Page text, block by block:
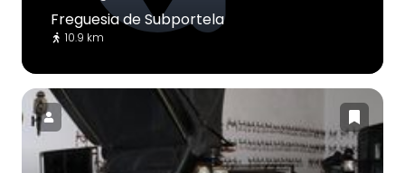
Freguesia de Subportela
10.9 km